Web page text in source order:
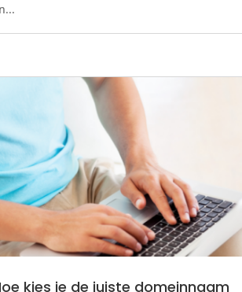
kies je de juiste domeinnaam